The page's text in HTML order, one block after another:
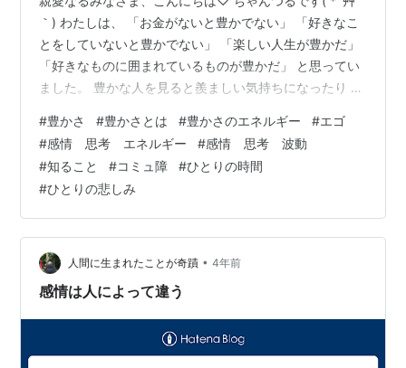
｀) わたしは、 「お金がないと豊かでない」 「好きなこ
とをしていないと豊かでない」 「楽しい人生が豊かだ」
「好きなものに囲まれているものが豊かだ」 と思ってい
ました。 豊かな人を見ると羨ましい気持ちになったり 自
しなんて・・・」 これらは、すべてエゴちゃんです(笑)
わたしたちは、 オギャーとこの地球に誕生した時 名前も
持っていませんでした。 光を感じた豊かさ 呼吸ができた
豊かさ 泣くことができた豊かさ 沢山の豊かさをいただい
たのち、 名前をいただいた豊かさ。 もし、自分で呼吸が
でき…
#豊かさ #豊かさとは #豊かさのエネルギー #エゴ
#感情 思考 エネルギー #感情 思考 波動
#知ること #コミュ障 #ひとりの時間
#ひとりの悲しみ
人間に生まれたことが奇蹟 • 4年前
感情は人によって違う